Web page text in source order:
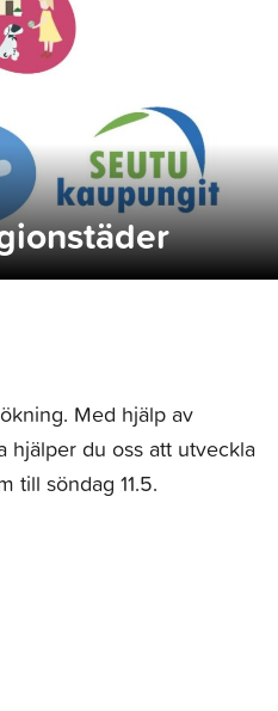
Med hjälp av
hjälper du oss att utveckla
till söndag 11.5.